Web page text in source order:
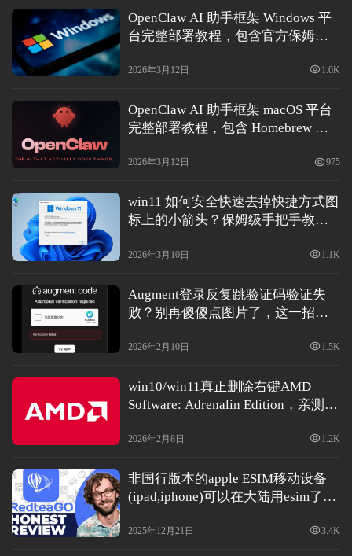
页
新
议
基
础
用
件
登录
OpenClaw AI 助手框架 Windows 平
台完整部署教程，包含官方保姆级
Docker 双方案(2026 最新版)
2026年3月12日 1.0K
OpenClaw AI 助手框架 macOS 平台
完整部署教程，包含 Homebrew 安
(2026最新版)
2026年3月12日 975
win11 如何安全快速去掉快捷方式图
标上的小箭头？保姆级手把手教程
2026年3月10日 1.1K
Augment登录反复跳验证码验证失
败？别再傻傻点图片了，这一招教
2026年2月10日 1.5K
win10/win11真正删除右键AMD
Software: Adrenalin Edition，亲测可
有用
2026年2月8日 1.2K
非国行版本的apple ESIM移动设备
(ipad,iphone)可以在大陆用esim了！
2025年12月21日 3.4K